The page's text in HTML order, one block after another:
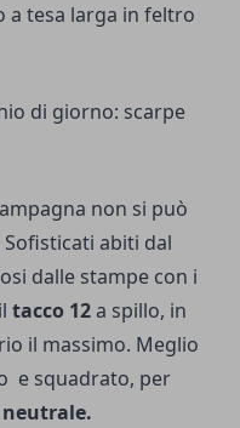
a tesa larga in feltro
di giorno: scarpe
non si può
abiti dal
dalle stampe con i
tacco 12a spillo, in
il massimo. Meglio
e squadrato, per